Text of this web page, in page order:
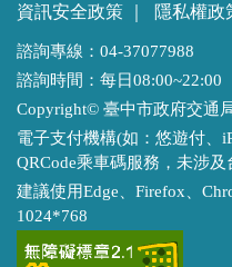
資訊安全政策 隱私權政
諮詢專線：04-37077988
諮詢時間：每日08:00~22:00
Copyright© 臺中市政府交通
電子支付機構(如：悠遊付、
QRCode乘車碼服務，未涉及
建議使用Edge、Firefox、
1024*768